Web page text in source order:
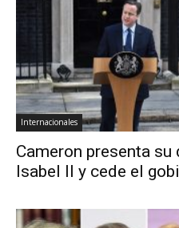
Internacionales
Cameron presenta
Isabel II y cede el